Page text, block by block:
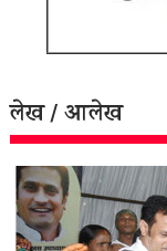
लेख / आलेख